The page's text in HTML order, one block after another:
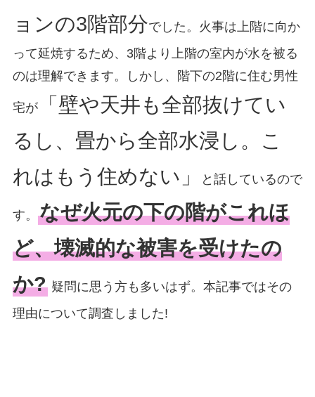
ョンの3階部分でした。火事は上階に向か
って延焼するため、3階より上階の室内が水を被る
のは理解できます。しかし、階下の2階に住む男性
宅が「壁や天井も全部抜けてい
るし、畳から全部水浸し。こ
れはもう住めない」
と話しているので
す。 なぜ火元の下の階がこれほ
ど、壊滅的な被害を受けたの
か?疑問に思う方も多いはず。本記事ではその
理由について調査しました!